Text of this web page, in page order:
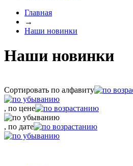
Главная
→
Наши новинки
Наши новинки
Сортировать по алфавиту
, по цене
, по дате